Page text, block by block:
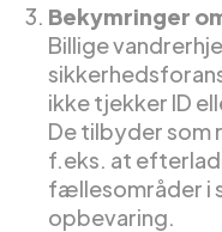
Bekymringer
Billige
ikke tjekker ID
De tilbyder som
f.eks. at
fællesområder i
opbevaring.